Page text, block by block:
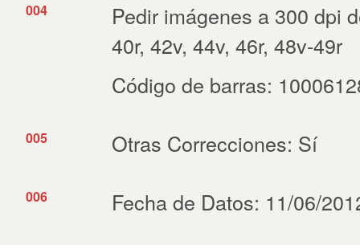
004
Pedir imágenes a 300 dpi
40r, 42v, 44v, 46r, 48v-49r
Código de barras:
005 Otras Correcciones: Sí
006 Fecha de Datos: 11/06/